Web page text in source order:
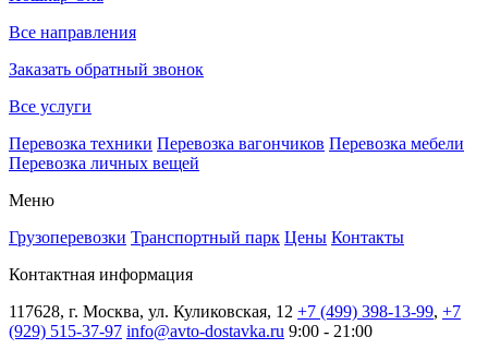
Все направления
Заказать обратный звонок
Все услуги
Перевозка техники Перевозка вагончиков Перевозка мебели
Перевозка личных вещей
Меню
Грузоперевозки Транспортный парк Цены Контакты
Контактная информация
117628, г. Москва, ул. Куликовская, 12 +7 (499) 398-13-99, +7
(929) 515-37-97 info@avto-dostavka.ru 9:00 - 21:00